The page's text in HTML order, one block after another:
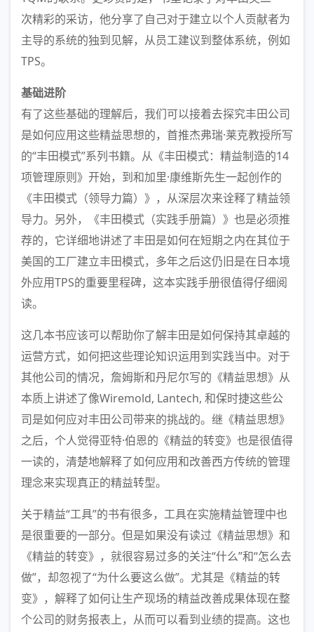
次精彩的采访，他分享了自己对于建立以个人贡献者为
主导的系统的独到见解，从员工建议到整体系统，例如
TPS。
基础进阶
有了这些基础的理解后，我们可以接着去探究丰田公司
是如何应用这些精益思想的，首推杰弗瑞·莱克教授所写
的“丰田模式”系列书籍。从《丰田模式：精益制造的14
项管理原则》开始，到和加里·康维斯先生一起创作的
《丰田模式（领导力篇）》，从深层次来诠释了精益领
导力。另外，《丰田模式（实践手册篇）》也是必须推
荐的，它详细地讲述了丰田是如何在短期之内在其位于
美国的工厂建立丰田模式，多年之后这仍旧是在日本境
外应用TPS的重要里程碑，这本实践手册很值得仔细阅
读。
这几本书应该可以帮助你了解丰田是如何保持其卓越的
运营方式，如何把这些理论知识运用到实践当中。对于
其他公司的情况，詹姆斯和丹尼尔写的《精益思想》从
本质上讲述了像Wiremold, Lantech, 和保时捷这些公
司是如何应对丰田公司带来的挑战的。继《精益思想》
之后，个人觉得亚特·伯恩的《精益的转变》也是很值得
一读的，清楚地解释了如何应用和改善西方传统的管理
理念来实现真正的精益转型。
关于精益“工具”的书有很多，工具在实施精益管理中也
是很重要的一部分。但是如果没有读过《精益思想》和
《精益的转变》，就很容易过多的关注“什么”和“怎么去
做”，却忽视了“为什么要这么做”。尤其是《精益的转
变》，解释了如何让生产现场的精益改善成果体现在整
个公司的财务报表上，从而可以看到业绩的提高。这也